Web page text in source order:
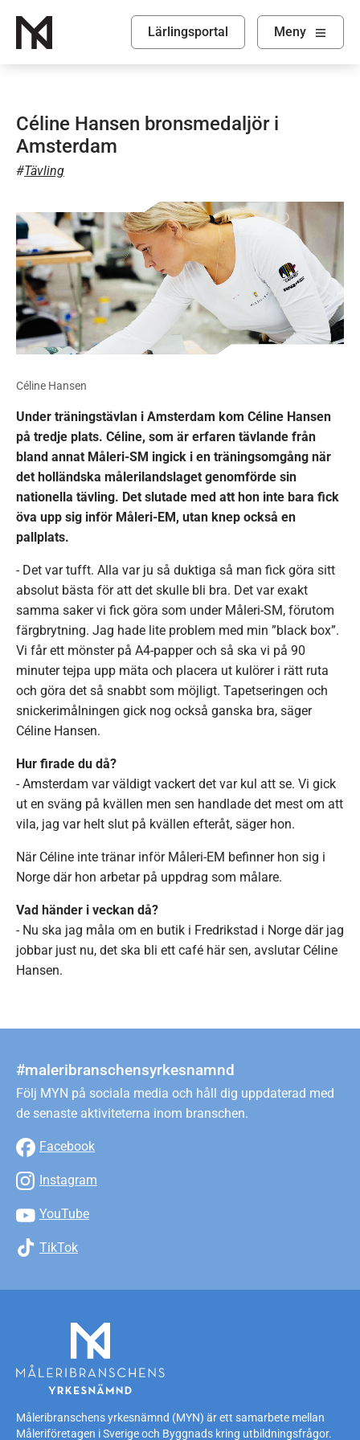
Lärlingsportal Visa
Meny
Céline Hansen bronsmedaljör i
Amsterdam
Tävling
Céline Hansen
Under träningstävlan i Amsterdam kom Céline Hansen
på tredje plats. Céline, som är erfaren tävlande från
bland annat Måleri-SM ingick i en träningsomgång när
det holländska målerilandslaget genomförde sin
nationella tävling. Det slutade med att hon inte bara fick
öva upp sig inför Måleri-EM, utan knep också en
pallplats.
- Det var tufft. Alla var ju så duktiga så man fick göra sitt
absolut bästa för att det skulle bli bra. Det var exakt
samma saker vi fick göra som under Måleri-SM, förutom
färgbrytning. Jag hade lite problem med min ”black box”.
Vi får ett mönster på A4-papper och så ska vi på 90
minuter tejpa upp mäta och placera ut kulörer i rätt ruta
och göra det så snabbt som möjligt. Tapetseringen och
snickerimålningen gick nog också ganska bra, säger
Céline Hansen.
Hur firade du då?
- Amsterdam var väldigt vackert det var kul att se. Vi gick
ut en sväng på kvällen men sen handlade det mest om att
vila, jag var helt slut på kvällen efteråt, säger hon.
När Céline inte tränar inför Måleri-EM befinner hon sig i
Norge där hon arbetar på uppdrag som målare.
Vad händer i veckan då?
- Nu ska jag måla om en butik i Fredrikstad i Norge där jag
jobbar just nu, det ska bli ett café här sen, avslutar Céline
Hansen.
#maleribranschensyrkesnamnd
Följ MYN på sociala media och håll dig uppdaterad med
de senaste aktiviteterna inom branschen.
Facebook
Instagram
YouTube
TikTok
Måleribranschens yrkesnämnd (MYN) är ett samarbete mellan
Måleriföretagen i Sverige och Byggnads kring utbildningsfrågor.